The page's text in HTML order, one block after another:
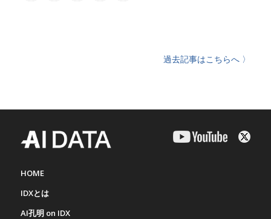
過去記事はこちらへ 〉
HOME
IDXとは
AI孔明 on IDX